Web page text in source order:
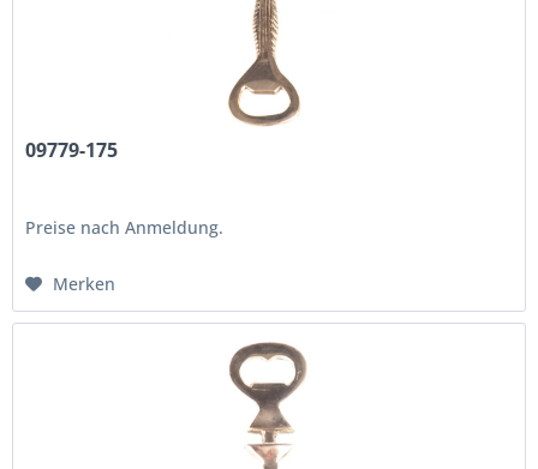
09779-175
Preise nach Anmeldung.
Merken